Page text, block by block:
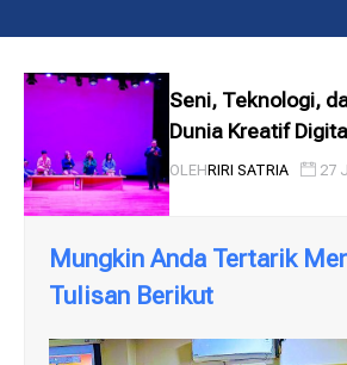
Seni, Teknologi,
Dunia Kreatif Digital
OLEHRIRI SATRIA 27
Mungkin Anda Tertarik
Tulisan Berikut